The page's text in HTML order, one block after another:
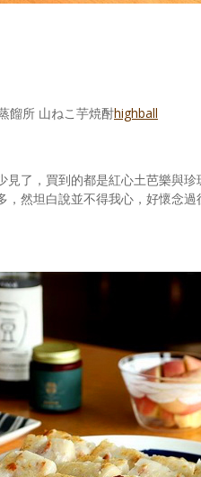
餾所 山ねこ芋焼酎highball
見了，買到的都是紅心土芭樂與
，然坦白說並不得我心，好懷念過